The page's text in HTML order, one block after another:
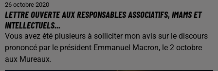
26 octobre 2020
LETTRE OUVERTE AUX RESPONSABLES ASSOCIATIFS, IMAMS ET
INTELLECTUELS...
Vous avez été plusieurs à solliciter mon avis sur le discours
prononcé par le président Emmanuel Macron, le 2 octobre
aux Mureaux.